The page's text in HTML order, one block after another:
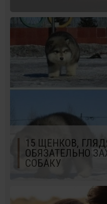
15 ЩЕНКОВ,
ОБЯЗАТЕЛЬНО
СОБАКУ